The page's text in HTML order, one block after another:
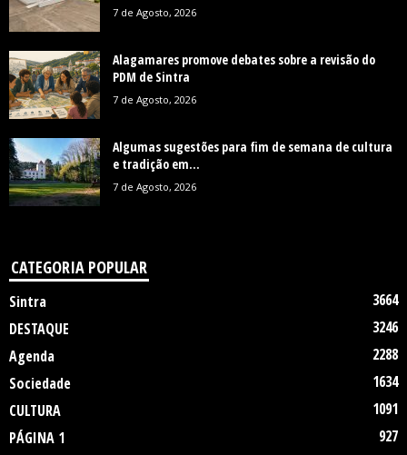
7 de Agosto, 2026
Alagamares promove debates sobre a revisão do
PDM de Sintra
7 de Agosto, 2026
Algumas sugestões para fim de semana de cultura
e tradição em...
7 de Agosto, 2026
CATEGORIA POPULAR
Sintra
3664
DESTAQUE
3246
Agenda
2288
Sociedade
1634
CULTURA
1091
PÁGINA 1
927